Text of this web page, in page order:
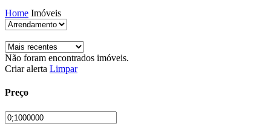
Home Imóveis
Não foram encontrados imóveis.
Criar alerta Limpar
Preço